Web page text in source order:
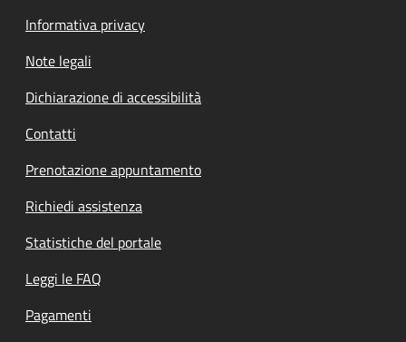
Informativa privacy
Note legali
Dichiarazione di accessibilità
Contatti
Prenotazione appuntamento
Richiedi assistenza
Statistiche del portale
Leggi le FAQ
Pagamenti